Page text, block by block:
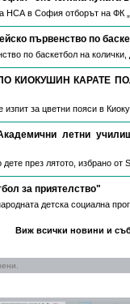
НСА в София отборът на ФК
първенство по
по баскетбол на
КИОКУШИН КАРАТЕ
за цветни пояси в
летни
през лятото, избрано от
за приятелство"
детска социална
Виж всички новини и